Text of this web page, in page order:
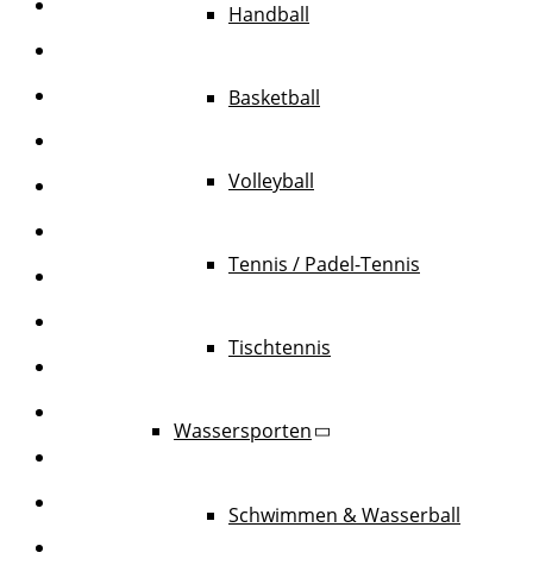
Handball
Basketball
Volleyball
Tennis / Padel-Tennis
Tischtennis
Wassersporten
Schwimmen & Wasserball